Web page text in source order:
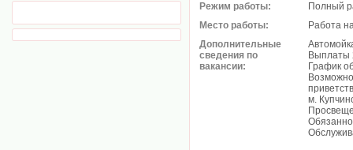
Режим работы:
Полный
Место работы:
Работа
Дополнительные
сведения по
вакансии:
Выплаты
График
м.